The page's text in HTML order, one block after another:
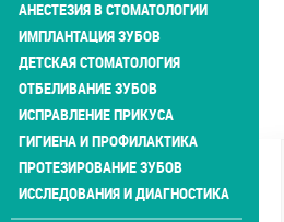
АНЕСТЕЗИЯ В СТОМАТОЛОГИИ
ИМПЛАНТАЦИЯ ЗУБОВ
ДЕТСКАЯ СТОМАТОЛОГИЯ
ОТБЕЛИВАНИЕ ЗУБОВ
ИСПРАВЛЕНИЕ ПРИКУСА
ГИГИЕНА И ПРОФИЛАКТИКА
ПРОТЕЗИРОВАНИЕ ЗУБОВ
ИССЛЕДОВАНИЯ И ДИАГНОСТИКА